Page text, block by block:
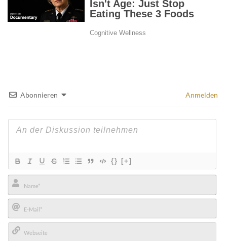
Abonnieren Anmelden
{} [+]
Name*
E-
Mail*